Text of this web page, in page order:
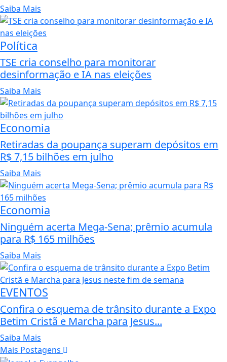
Saiba Mais
Política
TSE cria conselho para monitorar
desinformação e IA nas eleições
Saiba Mais
Economia
Retiradas da poupança superam depósitos em
R$ 7,15 bilhões em julho
Saiba Mais
Economia
Ninguém acerta Mega-Sena; prêmio acumula
para R$ 165 milhões
Saiba Mais
EVENTOS
Confira o esquema de trânsito durante a Expo
Betim Cristã e Marcha para Jesus...
Saiba Mais
Mais Postagens